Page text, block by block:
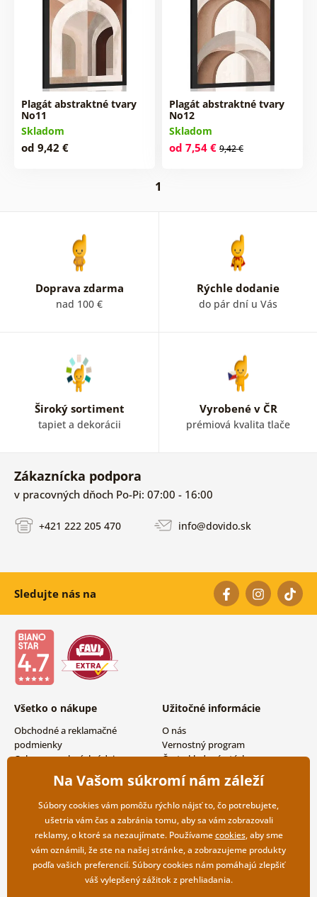
Plagát abstraktné tvary
No11
Skladom
od 9,42 €
Plagát abstraktné tvary
No12
Skladom
od 7,54 € 9,42 €
1
Doprava zdarma
nad 100 €
Rýchle dodanie
do pár dní u Vás
Široký sortiment
tapiet a dekorácii
Vyrobené v ČR
prémiová kvalita tlače
Zákaznícka podpora
v pracovných dňoch Po-Pi: 07:00 - 16:00
+421 222 205 470 info@dovido.sk
Sledujte nás na
Všetko o nákupe
Obchodné a reklamačné
podmienky
Ochrana osobných údajov
Možnosti dopravy a platby
Vrátenie tovaru
Užitočné informácie
O nás
Vernostný program
Často kladené otázky
Magazín
Kontakty
Veľkoobchodná spolupráca
Na Vašom súkromí nám záleží
Súbory cookies vám pomôžu rýchlo nájsť to, čo potrebujete,
ušetria vám čas a zabránia tomu, aby sa vám zobrazovali
reklamy, o ktoré sa nezaujímate. Používamecookies, aby sme
vám oznámili, že ste na našej stránke, a zobrazujeme produkty
podľa vašich preferencií. Súbory cookies nám pomáhajú zlepšiť
váš vylepšený zážitok z prehliadania.